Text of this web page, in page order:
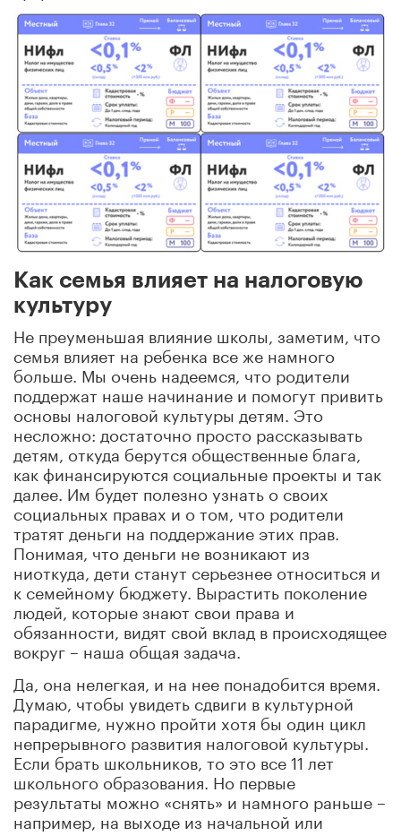
Как семья влияет на налоговую
культуру
Не преуменьшая влияние школы, заметим, что
семья влияет на ребенка все же намного
больше. Мы очень надеемся, что родители
поддержат наше начинание и помогут привить
основы налоговой культуры детям. Это
несложно: достаточно просто рассказывать
детям, откуда берутся общественные блага,
как финансируются социальные проекты и так
далее. Им будет полезно узнать о своих
социальных правах и о том, что родители
тратят деньги на поддержание этих прав.
Понимая, что деньги не возникают из
ниоткуда, дети станут серьезнее относиться и
к семейному бюджету. Вырастить поколение
людей, которые знают свои права и
обязанности, видят свой вклад в происходящее
вокруг – наша общая задача.
Да, она нелегкая, и на нее понадобится время.
Думаю, чтобы увидеть сдвиги в культурной
парадигме, нужно пройти хотя бы один цикл
непрерывного развития налоговой культуры.
Если брать школьников, то это все 11 лет
школьного образования. Но первые
результаты можно «снять» и намного раньше –
например, на выходе из начальной или